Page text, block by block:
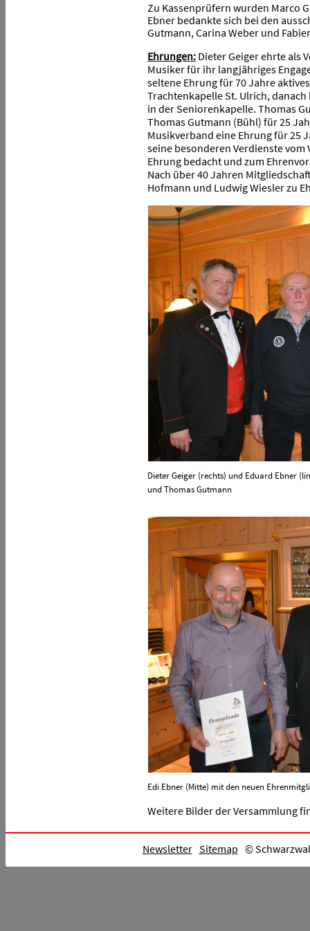
Zu Kassenprüfern wurden Marco
Ebner bedankte sich bei den
Gutmann, Carina Weber und
Ehrungen: Dieter Geiger ehrte als
Musiker für ihr langjähriges
seltene Ehrung für 70 Jahre
Trachtenkapelle St. Ulrich,
in der Seniorenkapelle. Thomas
Thomas Gutmann (Bühl) für 25
Musikverband eine Ehrung für 25
seine besonderen Verdienste
Ehrung bedacht und zum
Nach über 40 Jahren
Hofmann und Ludwig Wiesler zu
Dieter Geiger (rechts) und Eduard Ebner
und Thomas Gutmann
Edi Ebner (Mitte) mit den neuen
Weitere Bilder der Versammlung
Newsletter Sitemap ©